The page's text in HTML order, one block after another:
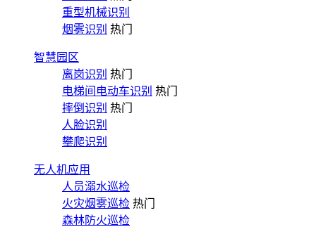
重型机械识别
烟雾识别 热门
智慧园区
离岗识别 热门
电梯间电动车识别 热门
摔倒识别 热门
人脸识别
攀爬识别
无人机应用
人员溺水巡检
火灾烟雾巡检 热门
森林防火巡检